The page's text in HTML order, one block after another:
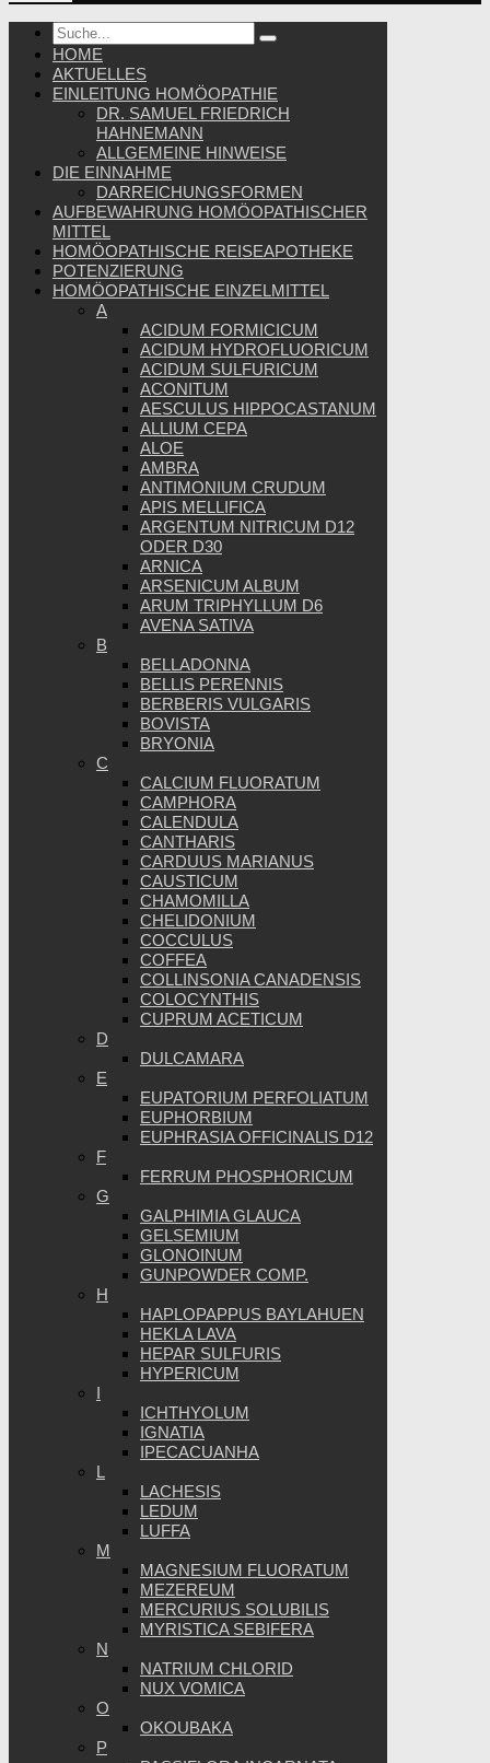
HOME
AKTUELLES
EINLEITUNG HOMÖOPATHIE
DR. SAMUEL FRIEDRICH
HAHNEMANN
ALLGEMEINE HINWEISE
DIE EINNAHME
DARREICHUNGSFORMEN
AUFBEWAHRUNG HOMÖOPATHISCHER
MITTEL
HOMÖOPATHISCHE REISEAPOTHEKE
POTENZIERUNG
HOMÖOPATHISCHE EINZELMITTEL
A
ACIDUM FORMICICUM
ACIDUM HYDROFLUORICUM
ACIDUM SULFURICUM
ACONITUM
AESCULUS HIPPOCASTANUM
ALLIUM CEPA
ALOE
AMBRA
ANTIMONIUM CRUDUM
APIS MELLIFICA
ARGENTUM NITRICUM D12
ODER D30
ARNICA
ARSENICUM ALBUM
ARUM TRIPHYLLUM D6
AVENA SATIVA
B
BELLADONNA
BELLIS PERENNIS
BERBERIS VULGARIS
BOVISTA
BRYONIA
C
CALCIUM FLUORATUM
CAMPHORA
CALENDULA
CANTHARIS
CARDUUS MARIANUS
CAUSTICUM
CHAMOMILLA
CHELIDONIUM
COCCULUS
COFFEA
COLLINSONIA CANADENSIS
COLOCYNTHIS
CUPRUM ACETICUM
D
DULCAMARA
E
EUPATORIUM PERFOLIATUM
EUPHORBIUM
EUPHRASIA OFFICINALIS D12
F
FERRUM PHOSPHORICUM
G
GALPHIMIA GLAUCA
GELSEMIUM
GLONOINUM
GUNPOWDER COMP.
H
HAPLOPAPPUS BAYLAHUEN
HEKLA LAVA
HEPAR SULFURIS
HYPERICUM
I
ICHTHYOLUM
IGNATIA
IPECACUANHA
L
LACHESIS
LEDUM
LUFFA
M
MAGNESIUM FLUORATUM
MEZEREUM
MERCURIUS SOLUBILIS
MYRISTICA SEBIFERA
N
NATRIUM CHLORID
NUX VOMICA
O
OKOUBAKA
P